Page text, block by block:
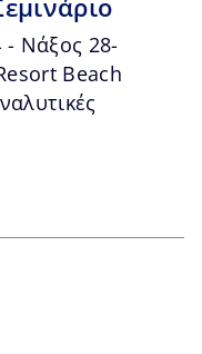
- Νάξος 28-
Beach